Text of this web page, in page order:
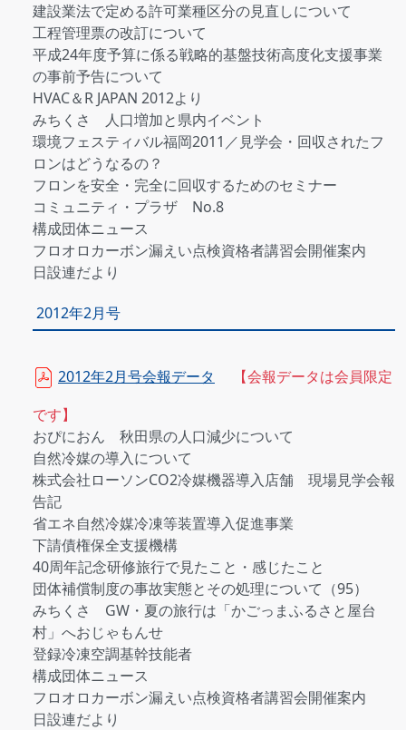
建設業法で定める許可業種区分の見直しについて
工程管理票の改訂について
平成24年度予算に係る戦略的基盤技術高度化支援事業
の事前予告について
HVAC＆R JAPAN 2012より
みちくさ 人口増加と県内イベント
環境フェスティバル福岡2011／見学会・回収されたフ
ロンはどうなるの？
フロンを安全・完全に回収するためのセミナー
コミュニティ・プラザ No.8
構成団体ニュース
フロオロカーボン漏えい点検資格者講習会開催案内
日設連だより
2012年2月号
2012年2月号会報データ
【会報データは会員限定
です】
おぴにおん 秋田県の人口減少について
自然冷媒の導入について
株式会社ローソンCO2冷媒機器導入店舗 現場見学会報
告記
省エネ自然冷媒冷凍等装置導入促進事業
下請債権保全支援機構
40周年記念研修旅行で見たこと・感じたこと
団体補償制度の事故実態とその処理について（95）
みちくさ GW・夏の旅行は「かごっまふるさと屋台
村」へおじゃもんせ
登録冷凍空調基幹技能者
構成団体ニュース
フロオロカーボン漏えい点検資格者講習会開催案内
日設連だより